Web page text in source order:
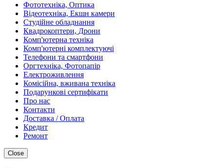
Фототехніка, Оптика
Відеотехніка, Екшн камери
Студійне обладнання
Квадрокоптери, Дрони
Комп'ютерна техніка
Комп'ютерні комплектуючі
Телефони та смартфони
Оргтехніка, Фотопапір
Електроживлення
Комісійна, вживана техніка
Подарункові сертифікати
Про нас
Контакти
Доставка / Оплата
Кредит
Ремонт
Close